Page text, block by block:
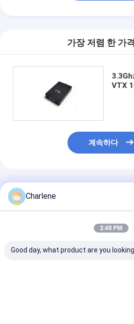
가장 저렴 한 가
VTX
계속하다
추천된 제품
Charlene
2:48 PM
Good day, what product are you